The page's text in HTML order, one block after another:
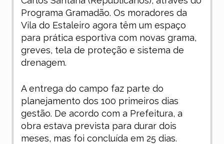
Programa Gramadão. Os moradores da
Vila do Estaleiro agora têm um espaço
para prática esportiva com novas grama,
greves, tela de proteção e sistema de
drenagem.
A entrega do campo faz parte do
planejamento dos 100 primeiros dias
gestão. De acordo com a Prefeitura, a
obra estava prevista para durar dois
meses, mas foi concluída em 25 dias.